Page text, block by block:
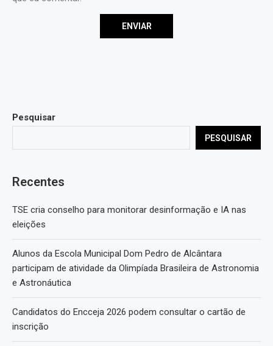
Pesquisar
PESQUISAR
Recentes
TSE cria conselho para monitorar desinformação e IA nas
eleições
Alunos da Escola Municipal Dom Pedro de Alcântara
participam de atividade da Olimpíada Brasileira de Astronomia
e Astronáutica
Candidatos do Encceja 2026 podem consultar o cartão de
inscrição